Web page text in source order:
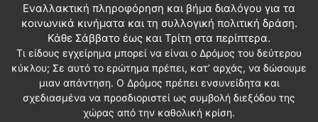
Εναλλακτική πληροφόρηση και βήμα διαλόγου για τα
κοινωνικά κινήματα και τη συλλογική πολιτική δράση.
Κάθε Σάββατο έως και Τρίτη στα περίπτερα.
Τι είδους εγχείρημα μπορεί να είναι ο Δρόμος του δεύτερου
κύκλου; Σε αυτό το ερώτημα πρέπει, κατ’ αρχάς, να δώσουμε
μιαν απάντηση. Ο Δρόμος πρέπει ενσυνείδητα και
σχεδιασμένα να προσδιοριστεί ως συμβολή διεξόδου της
χώρας από την καθολική κρίση.